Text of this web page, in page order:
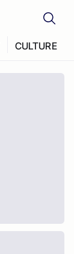
CULTURE